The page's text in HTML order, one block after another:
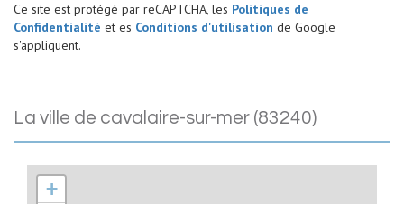
Ce site est protégé par reCAPTCHA, les Politiques de
Confidentialité et es Conditions d'utilisation de Google
s'appliquent.
la ville de cavalaire-sur-mer (83240)
+